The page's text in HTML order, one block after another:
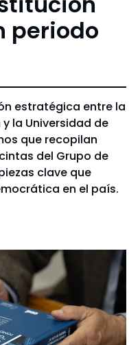
periodo
estratégica entre la
la Universidad de
que recopilan
del Grupo de
clave que
en el país.